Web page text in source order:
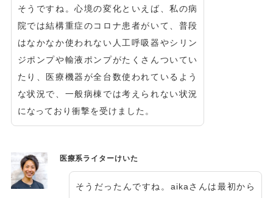
そうですね。心境の変化といえば、私の病
院では結構重症のコロナ患者がいて、普段
はなかなか使われない人工呼吸器やシリン
ジポンプや輸液ポンプがたくさんついてい
たり、医療機器が全台数使われているよう
な状況で、一般病棟では考えられない状況
になっており衝撃を受けました。
医療系ライターけいた
そうだったんですね。aikaさんは最初から